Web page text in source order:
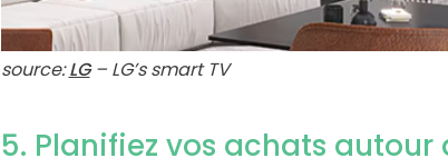
source:LG– LG’s smart TV
5. Planifiez vos achats